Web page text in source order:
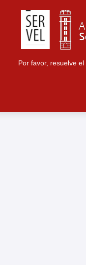
Por favor, resuelve